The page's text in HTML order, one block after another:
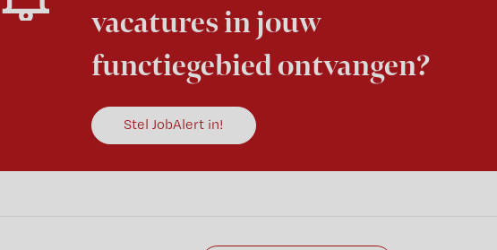
vacatures in jouw
functiegebied ontvangen?
Stel JobAlert in!